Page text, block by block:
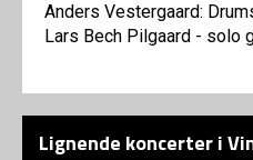
Anders Vestergaard:
Lars Bech Pilgaard - solo
Lignende koncerter i